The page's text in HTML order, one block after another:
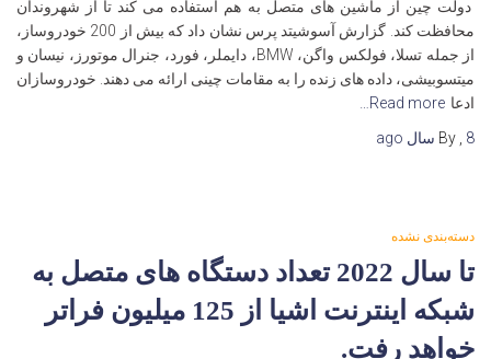
دولت چین از ماشین های متصل به هم استفاده می کند تا از شهروندان
محافظت کند. گزارش آسوشیتد پرس نشان داد که بیش از 200 خودروساز،
از جمله تسلا، فولکس واگن، BMW، دایملر، فورد، جنرال موتورز، نیسان و
میتسوبیشی، داده های زنده را به مقامات چینی ارائه می دهند. خودروسازان
ادعا Read more…
By
8 سال
دسته‌بندی نشده
تا سال 2022 تعداد دستگاه های متصل به
شبکه اینترنت اشیا از 125 میلیون فراتر
خواهد رفت.